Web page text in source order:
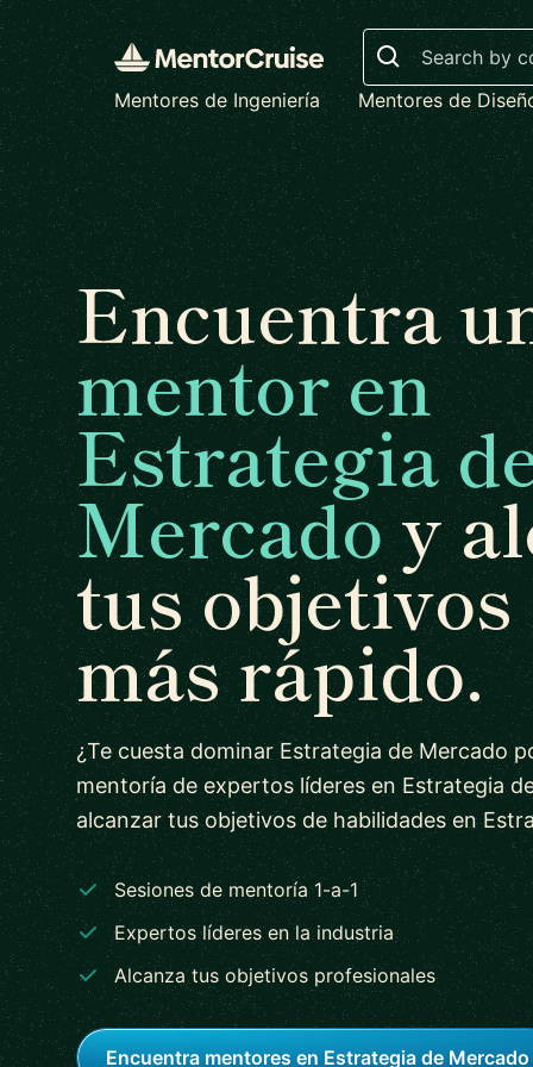
Search
Mentores de Ingeniería Mentores de
Encuentra
mentor en
Estrategia
Mercadoy
tus objetivos
más rápido.
¿Te cuesta dominar Estrategia de Mercado
mentoría de expertos líderes en Estrategia
alcanzar tus objetivos de habilidades en
Sesiones de mentoría 1-a-1
Expertos líderes en la industria
Alcanza tus objetivos profesionales
Encuentra mentores en Estrategia de Mercado